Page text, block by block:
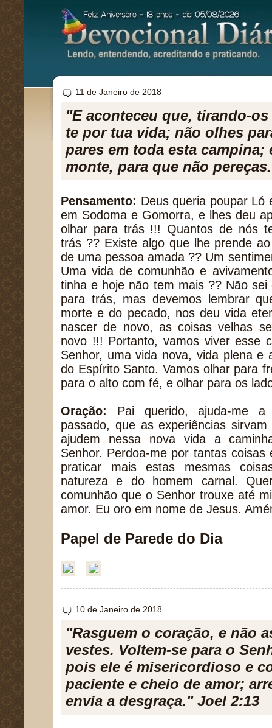
11 de Janeiro de 2018
"E aconteceu que, tirando-
te por tua vida; não olhes
pares em toda esta campina;
monte, para que não
Pensamento: Deus queria poupar Ló
em Sodoma e Gomorra, e lhes deu
olhar para trás !!! Quantos de nós
trás ?? Existe algo que lhe prende
de uma pessoa amada ?? Um
Uma vida de comunhão e
tinha e hoje não tem mais ?? Não
para trás, mas devemos lembrar
morte e do pecado, nos deu vida
nascer de novo, as coisas velhas
novo !!! Portanto, vamos viver esse
Senhor, uma vida nova, vida plena e
do Espírito Santo. Vamos olhar para
para o alto com fé, e olhar para os
Oração: Pai querido, ajuda-me
passado, que as experiências
ajudem nessa nova vida a
Senhor. Perdoa-me por tantas
praticar mais estas mesmas
natureza e do homem carnal.
comunhão que o Senhor trouxe até
amor. Eu oro em nome de Jesus.
Papel de Parede do Dia
10 de Janeiro de 2018
"Rasguem o coração, e não
vestes. Voltem-se para o
pois ele é misericordioso e
paciente e cheio de amor;
envia a desgraça." Joel 2:13